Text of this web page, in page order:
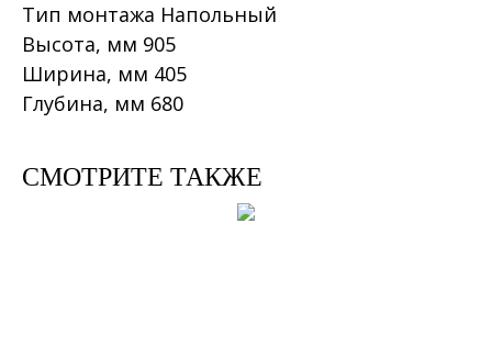
Тип монтажа Напольный
Высота, мм 905
Ширина, мм 405
Глубина, мм 680
СМОТРИТЕ ТАКЖЕ